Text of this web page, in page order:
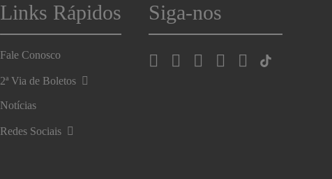
Links Rápidos
Fale Conosco
2ª Via de Boletos
Notícias
Redes Sociais
Siga-nos